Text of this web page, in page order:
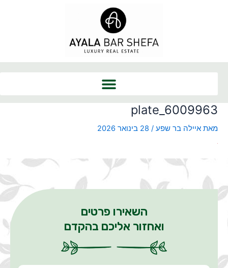
plate_6009963
מאת איילה בר שפע / 28 בינואר 2026
השאירו פרטים
ואחזור אליכם בהקדם